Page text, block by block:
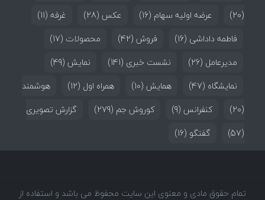
(20)
عرضه اولیه سهام (16) عکس (28) غرفه (11)
فاطمه داداشی (16) فروش (42) محصولات (17)
مدیرعامل (26) نشست خبری (141) نمایش (49)
نمایشگاه (47) همایش (10) همراه اول (12)
هوشمند
(20)
کنفرانس (9) کوروش جم (279)
گزارش تصویری
(57)
گفتگو (16)
تمام حقوق مادی و معنوی این سایت محفوظ می باشد و استفاده از